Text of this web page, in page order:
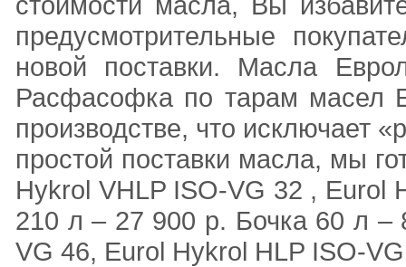
предусмотрительные
новой поставки. Масла
Расфасофка по тарам масел
производстве, что исключает
простой поставки масла, мы
Hykrol VHLP ISO-VG 32 , Eurol
210 л – 27 900 р. Бочка 60 л –
VG 46, Eurol Hykrol HLP ISO-